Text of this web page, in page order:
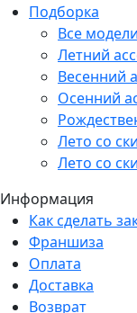
Подборка
Все модели
Летний
Весенний
Осенний
Лето со
Лето со
Информация
Как сделать
Франшиза
Оплата
Доставка
Возврат